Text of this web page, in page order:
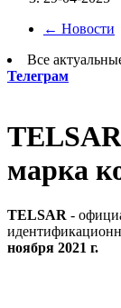
← Новости
Все
Телеграм
марка
TELSAR -
ноября 2021 г.